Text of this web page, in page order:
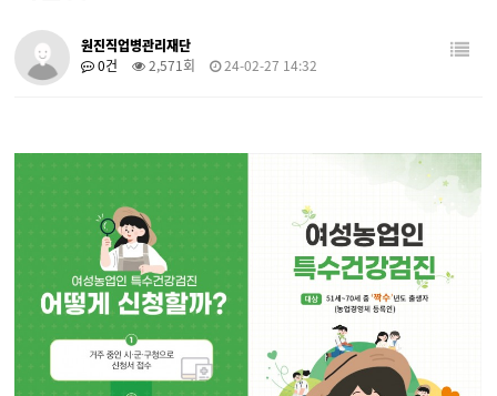
원진직업병관리재단
0건
2,571회 24-02-27 14:32